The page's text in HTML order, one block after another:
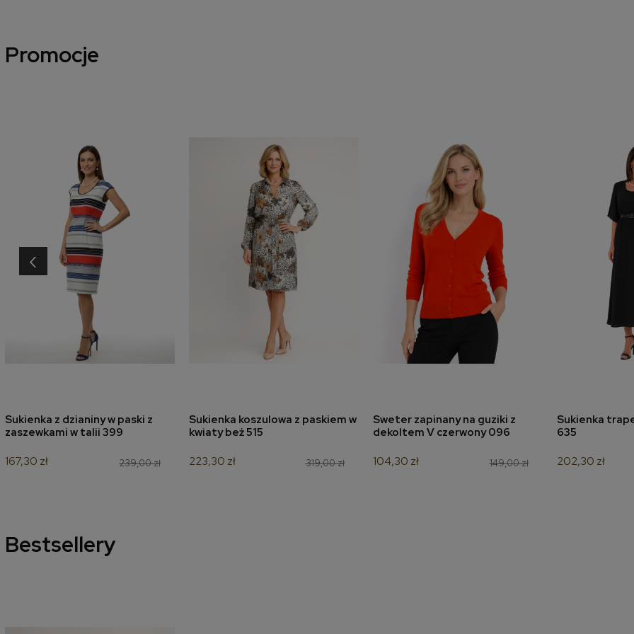
Promocje
dodaj do koszyka
Sukienka z dzianiny w paski z
zaszewkami w talii 399
239,00 zł
167,30 zł
dodaj do koszyka
Sukienka koszulowa z paskiem w
kwiaty beż 515
319,00 zł
223,30 zł
dodaj do koszyka
Sweter zapinany na guziki z
dekoltem V czerwony 096
149,00 zł
104,30 zł
dodaj
Sukienka
635
202,30 zł
‹
Bestsellery